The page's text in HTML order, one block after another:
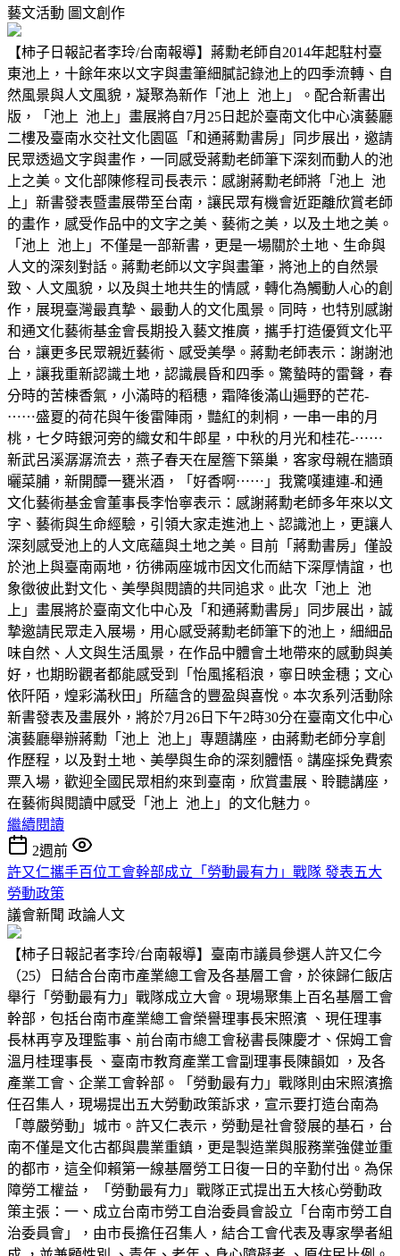
藝文活動 圖文創作
【柿子日報記者李玲/台南報導】蔣勳老師自2014年起駐村臺
東池上，十餘年來以文字與畫筆細膩記錄池上的四季流轉、自
然風景與人文風貌，凝聚為新作「池上 池上」。配合新書出
版，「池上 池上」畫展將自7月25日起於臺南文化中心演藝廳
二樓及臺南水交社文化園區「和通蔣勳書房」同步展出，邀請
民眾透過文字與畫作，一同感受蔣勳老師筆下深刻而動人的池
上之美。文化部陳修程司長表示：感謝蔣勳老師將「池上 池
上」新書發表暨畫展帶至台南，讓民眾有機會近距離欣賞老師
的畫作，感受作品中的文字之美、藝術之美，以及土地之美。
「池上 池上」不僅是一部新書，更是一場關於土地、生命與
人文的深刻對話。蔣勳老師以文字與畫筆，將池上的自然景
致、人文風貌，以及與土地共生的情感，轉化為觸動人心的創
作，展現臺灣最真摯、最動人的文化風景。同時，也特別感謝
和通文化藝術基金會長期投入藝文推廣，攜手打造優質文化平
台，讓更多民眾親近藝術、感受美學。蔣勳老師表示：謝謝池
上，讓我重新認識土地，認識晨昏和四季。驚蟄時的雷聲，春
分時的苦楝香氣，小滿時的稻穗，霜降後滿山遍野的芒花-
⋯⋯盛夏的荷花與午後雷陣雨，豔紅的刺桐，一串一串的月
桃，七夕時銀河旁的織女和牛郎星，中秋的月光和桂花-⋯⋯
新武呂溪潺潺流去，燕子春天在屋簷下築巢，客家母親在牆頭
曬菜脯，新開醰一甕米酒，「好香啊⋯⋯」我驚嘆連連-和通
文化藝術基金會董事長李怡寧表示：感謝蔣勳老師多年來以文
字、藝術與生命經驗，引領大家走進池上、認識池上，更讓人
深刻感受池上的人文底蘊與土地之美。目前「蔣勳書房」僅設
於池上與臺南兩地，彷彿兩座城市因文化而結下深厚情誼，也
象徵彼此對文化、美學與閱讀的共同追求。此次「池上 池
上」畫展將於臺南文化中心及「和通蔣勳書房」同步展出，誠
摯邀請民眾走入展場，用心感受蔣勳老師筆下的池上，細細品
味自然、人文與生活風景，在作品中體會土地帶來的感動與美
好，也期盼觀者都能感受到「怡風搖稻浪，寧日映金穗；文心
依阡陌，煌彩滿秋田」所蘊含的豐盈與喜悅。本次系列活動除
新書發表及畫展外，將於7月26日下午2時30分在臺南文化中心
演藝廳舉辦蔣勳「池上 池上」專題講座，由蔣勳老師分享創
作歷程，以及對土地、美學與生命的深刻體悟。講座採免費索
票入場，歡迎全國民眾相約來到臺南，欣賞畫展、聆聽講座，
在藝術與閱讀中感受「池上 池上」的文化魅力。
繼續閱讀
2週前
許又仁攜手百位工會幹部成立「勞動最有力」戰隊 發表五大
勞動政策
議會新聞 政論人文
【柿子日報記者李玲/台南報導】臺南市議員參選人許又仁今
（25）日結合台南市產業總工會及各基層工會，於徠歸仁飯店
舉行「勞動最有力」戰隊成立大會。現場聚集上百名基層工會
幹部，包括台南市產業總工會榮譽理事長宋照濱 、現任理事
長林再亨及理監事、前台南市總工會秘書長陳慶才、保姆工會
溫月桂理事長 、臺南市教育產業工會副理事長陳韻如 ，及各
產業工會、企業工會幹部。「勞動最有力」戰隊則由宋照濱擔
任召集人，現場提出五大勞動政策訴求，宣示要打造台南為
「尊嚴勞動」城市。許又仁表示，勞動是社會發展的基石，台
南不僅是文化古都與農業重鎮，更是製造業與服務業強健並重
的都市，這全仰賴第一線基層勞工日復一日的辛勤付出。為保
障勞工權益， 「勞動最有力」戰隊正式提出五大核心勞動政
策主張：一、成立台南市勞工自治委員會設立「台南市勞工自
治委員會」，由市長擔任召集人，結合工會代表及專家學者組